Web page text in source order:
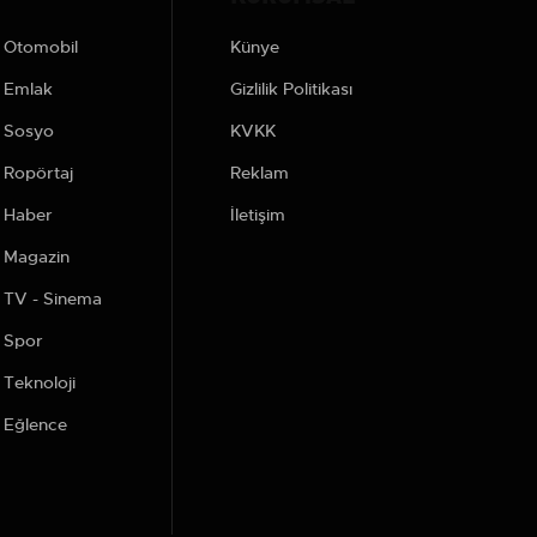
Otomobil
Emlak
Sosyo
Ropörtaj
Haber
Magazin
TV - Sinema
Spor
Teknoloji
Eğlence
Künye
Gizlilik Politikası
KVKK
Reklam
İletişim